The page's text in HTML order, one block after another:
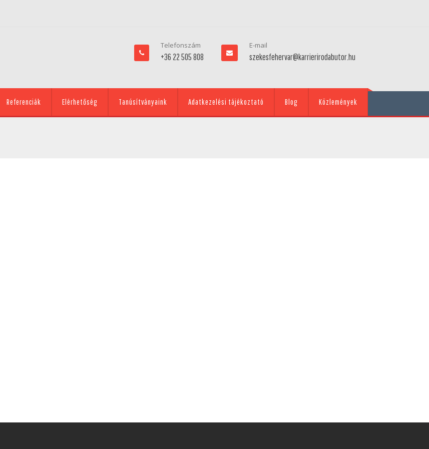
Telefonszám
+36 22 505 808
E-mail
szekesfehervar@karrierirodabutor.hu
Referenciák Elérhetőség Tanúsítványaink Adatkezelési tájékoztató Blog Közlemények